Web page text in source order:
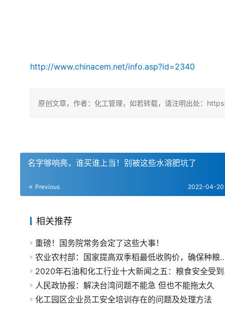
http://www.chinacem.net/info.asp?id=2340
原创文章，作者：化工管理，如若转载，请注明出处：
名字够响亮，谁买谁上当！别被这些水溶肥坑了
Previous 2022-04-20
相关推荐
重磅！国务院常务会定了这些大事！
农业农村部：国家提高双季
2020
人民政协报：解决台湾问题不能急 但也不能拖太久
化工园区企业员工安全培训存在的问题及处理方法